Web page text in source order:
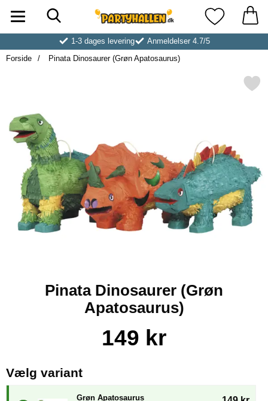
Startside for Partyhallen AB Mine
1-3 dages levering
Anmeldelser 4.7/5
Forside
Pinata Dinosaurer (Grøn Apatosaurus)
Markér pinata Dinosaurer
Pinata Dinosaurer (Grøn
Apatosaurus)
Køb dette produkt Pinata Dinosaurer
pris
149 kr
Vælg variant, (Valg af en ny radioknap vil
Grøn Apatosaurus